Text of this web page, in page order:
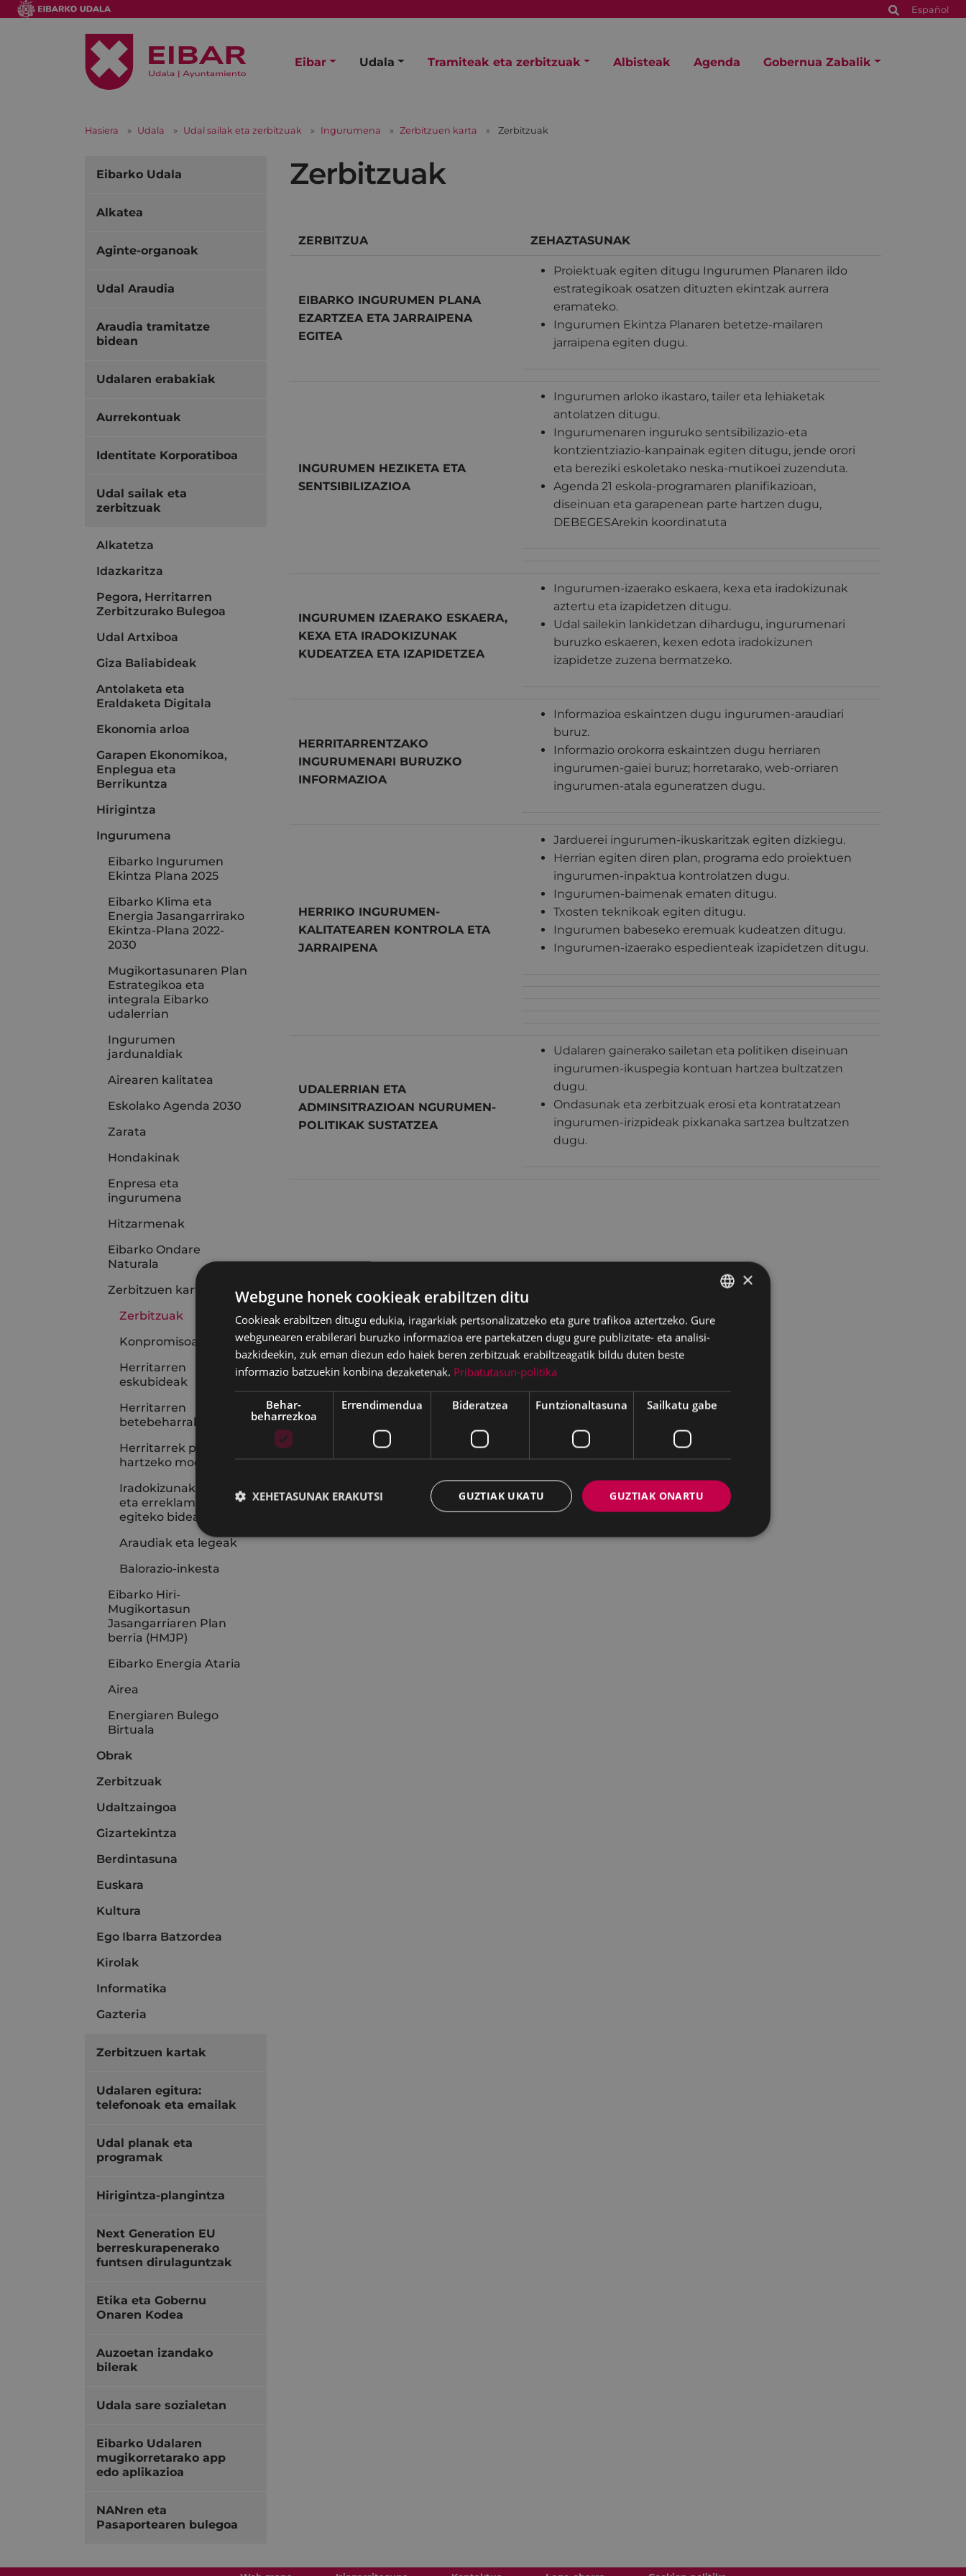
Español
Eibar Udala Tramiteak eta zerbitzuak Albisteak Agenda Gobernua Zabalik
Hasiera Udala Udal sailak eta zerbitzuak Ingurumena Zerbitzuen karta Zerbitzuak
Zerbitzuak
ZERBITZUA ZEHAZTASUNAK
EIBARKO INGURUMEN PLANA
EZARTZEA ETA JARRAIPENA
EGITEA
Proiektuak egiten ditugu Ingurumen Planaren ildo
estrategikoak osatzen dituzten ekintzak aurrera
eramateko.
Ingurumen Ekintza Planaren betetze-mailaren
jarraipena egiten dugu.
INGURUMEN HEZIKETA ETA
SENTSIBILIZAZIOA
Ingurumen arloko ikastaro, tailer eta lehiaketak
antolatzen ditugu.
Ingurumenaren inguruko sentsibilizazio-eta
kontzientziazio-kanpainak egiten ditugu, jende orori
eta bereziki eskoletako neska-mutikoei zuzenduta.
Agenda 21 eskola-programaren planifikazioan,
diseinuan eta garapenean parte hartzen dugu,
DEBEGESArekin koordinatuta
INGURUMEN IZAERAKO ESKAERA,
KEXA ETA IRADOKIZUNAK
KUDEATZEA ETA IZAPIDETZEA
Ingurumen-izaerako eskaera, kexa eta iradokizunak
aztertu eta izapidetzen ditugu.
Udal sailekin lankidetzan dihardugu, ingurumenari
buruzko eskaeren, kexen edota iradokizunen
izapidetze zuzena bermatzeko.
HERRITARRENTZAKO
INGURUMENARI BURUZKO
INFORMAZIOA
Informazioa eskaintzen dugu ingurumen-araudiari
buruz.
Informazio orokorra eskaintzen dugu herriaren
ingurumen-gaiei buruz; horretarako, web-orriaren
ingurumen-atala eguneratzen dugu.
HERRIKO INGURUMEN-
KALITATEAREN KONTROLA ETA
JARRAIPENA
Jarduerei ingurumen-ikuskaritzak egiten dizkiegu.
Herrian egiten diren plan, programa edo proiektuen
ingurumen-inpaktua kontrolatzen dugu.
Ingurumen-baimenak ematen ditugu.
Txosten teknikoak egiten ditugu.
Ingurumen babeseko eremuak kudeatzen ditugu.
Ingurumen-izaerako espedienteak izapidetzen ditugu.
UDALERRIAN ETA
ADMINSITRAZIOAN NGURUMEN-
POLITIKAK SUSTATZEA
Udalaren gainerako sailetan eta politiken diseinuan
ingurumen-ikuspegia kontuan hartzea bultzatzen
dugu.
Ondasunak eta zerbitzuak erosi eta kontratatzean
ingurumen-irizpideak pixkanaka sartzea bultzatzen
dugu.
Eibarko Udala
Alkatea
Aginte-organoak
Udal Araudia
Araudia tramitatze
bidean
Udalaren erabakiak
Aurrekontuak
Identitate Korporatiboa
Udal sailak eta
zerbitzuak
Alkatetza
Idazkaritza
Pegora, Herritarren
Zerbitzurako Bulegoa
Udal Artxiboa
Giza Baliabideak
Antolaketa eta
Eraldaketa Digitala
Ekonomia arloa
Garapen Ekonomikoa,
Enplegua eta
Berrikuntza
Hirigintza
Ingurumena
Eibarko Ingurumen
Ekintza Plana 2025
Eibarko Klima eta
Energia Jasangarrirako
Ekintza-Plana 2022-
2030
Mugikortasunaren Plan
Estrategikoa eta
integrala Eibarko
udalerrian
Ingurumen
jardunaldiak
Airearen kalitatea
Eskolako Agenda 2030
Zarata
Hondakinak
Enpresa eta
ingurumena
Hitzarmenak
Eibarko Ondare
Naturala
Zerbitzuen karta
Zerbitzuak
Konpromisoak
Herritarren
eskubideak
Herritarren
betebeharrak
Herritarrek parte
hartzeko moduak
Iradokizunak, kexak
eta erreklamazioak
egiteko bideak
Araudiak eta legeak
Balorazio-inkesta
Eibarko Hiri-
Mugikortasun
Jasangarriaren Plan
berria (HMJP)
Eibarko Energia Ataria
Airea
Energiaren Bulego
Birtuala
Obrak
Zerbitzuak
Udaltzaingoa
Gizartekintza
Berdintasuna
Euskara
Kultura
Ego Ibarra Batzordea
Kirolak
Informatika
Gazteria
Zerbitzuen kartak
Udalaren egitura:
telefonoak eta emailak
Udal planak eta
programak
Hirigintza-plangintza
Next Generation EU
berreskurapenerako
funtsen dirulaguntzak
Etika eta Gobernu
Onaren Kodea
Auzoetan izandako
bilerak
Udala sare sozialetan
Eibarko Udalaren
mugikorretarako app
edo aplikazioa
NANren eta
Pasaportearen bulegoa
BASQUE
SPANISH
×
Webgune honek cookieak erabiltzen ditu
Cookieak erabiltzen ditugu edukia, iragarkiak pertsonalizatzeko eta gure trafikoa aztertzeko. Gure
webgunearen erabilerari buruzko informazioa ere partekatzen dugu gure publizitate- eta analisi-
bazkideekin, zuk eman diezun edo haiek beren zerbitzuak erabiltzeagatik bildu duten beste
informazio batzuekin konbina dezaketenak. Pribatutasun-politika
Behar-
beharrezkoa
Errendimendua Bideratzea Funtzionaltasuna Sailkatu gabe
GUZTIAK ONARTU
GUZTIAK UKATU
XEHETASUNAK ERAKUTSI